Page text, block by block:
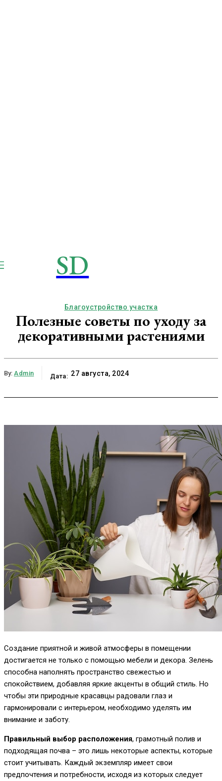
SD
Благоустройство участка
Полезные советы по уходу за
декоративными растениями
By: Admin Дата: 27 августа, 2024
Создание приятной и живой атмосферы в помещении
достигается не только с помощью мебели и декора. Зелень
способна наполнять пространство свежестью и
спокойствием, добавляя яркие акценты в общий стиль. Но
чтобы эти природные красавцы радовали глаз и
гармонировали с интерьером, необходимо уделять им
внимание и заботу.
Правильный выбор расположения, грамотный полив и
подходящая почва – это лишь некоторые аспекты, которые
стоит учитывать. Каждый экземпляр имеет свои
предпочтения и потребности, исходя из которых следует